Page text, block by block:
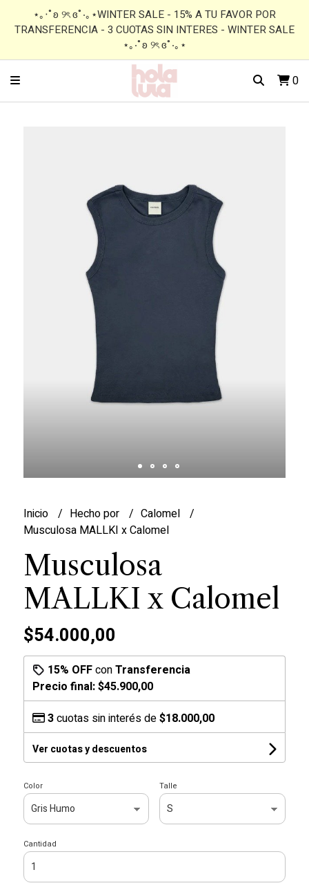
⋆｡‧˚ʚ ୨ৎ ɞ˚‧｡⋆WINTER SALE - 15% A TU FAVOR POR
TRANSFERENCIA - 3 CUOTAS SIN INTERES - WINTER SALE
⋆｡‧˚ʚ ୨ৎ ɞ˚‧｡⋆
0
Inicio Hecho por
Calomel
Musculosa MALLKI x Calomel
Musculosa
MALLKI x Calomel
$54.000,00
15% OFFconTransferencia
Precio final:$45.900,00
3cuotas sin interés de$18.000,00
Ver cuotas y descuentos
Color Talle
Cantidad